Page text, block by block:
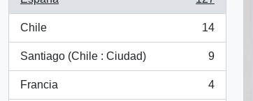
, 127 resultados
Chile
, 14 resultados
14
Santiago (Chile : Ciudad)
, 9 resultados
9
Francia
, 4 resultados
4